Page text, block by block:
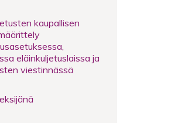
kaupallisen
eläinkuljetuslaissa ja
viestinnässä